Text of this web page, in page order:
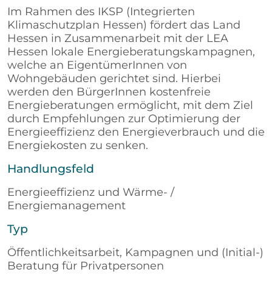
Im Rahmen des IKSP (Integrierten
Klimaschutzplan Hessen) fördert das Land
Hessen in Zusammenarbeit mit der LEA
Hessen lokale Energieberatungskampagnen,
welche an EigentümerInnen von
Wohngebäuden gerichtet sind. Hierbei
werden den BürgerInnen kostenfreie
Energieberatungen ermöglicht, mit dem Ziel
durch Empfehlungen zur Optimierung der
Energieeffizienz den Energieverbrauch und die
Energiekosten zu senken.
Handlungsfeld
Energieeffizienz und Wärme- /
Energiemanagement
Typ
Öffentlichkeitsarbeit, Kampagnen und (Initial-)
Beratung für Privatpersonen